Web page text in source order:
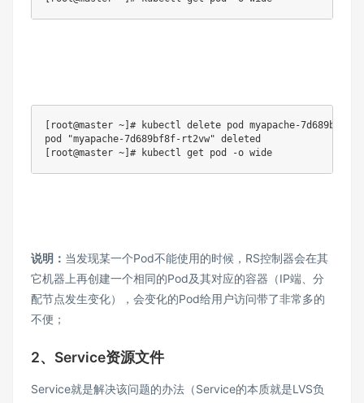
[root@master ~]# kubectl delete pod myapache-7d689bf8f-
pod "myapache-7d689bf8f-rt2vw" deleted
[root@master ~]# kubectl get pod -o wide
说明： 当发现某一个Pod不能使用的时候，RS控制器会在其
它机器上再创建一个相同的Pod及其对应的容器（IP端、分
配节点发生变化），会变化的Pod给用户访问带了非常多的
不便；
2、Service资源文件
Service就是解决该问题的办法（Service的本质就是LVS负